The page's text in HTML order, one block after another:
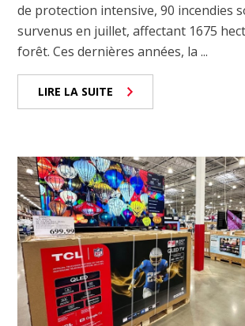
de protection intensive, 90 incendies
survenus en juillet, affectant 1675
forêt. Ces dernières années, la ...
LIRE LA SUITE